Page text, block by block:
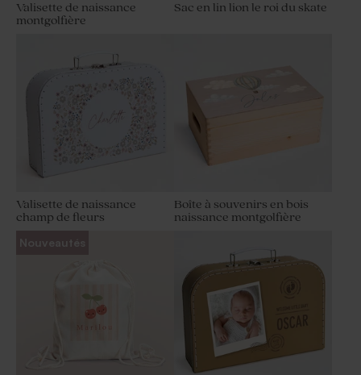
Valisette de naissance
montgolfière
Sac en lin lion le roi du skate
Valisette de naissance
champ de fleurs
Boîte à souvenirs en bois
naissance montgolfière
Nouveautés